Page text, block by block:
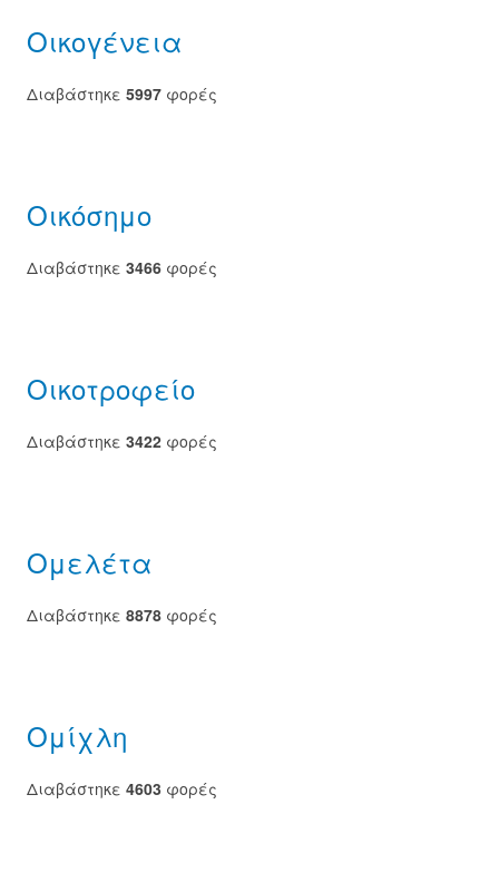
Οικογένεια
Διαβάστηκε 5997 φορές
Οικόσημο
Διαβάστηκε 3466 φορές
Οικοτροφείο
Διαβάστηκε 3422 φορές
Ομελέτα
Διαβάστηκε 8878 φορές
Ομίχλη
Διαβάστηκε 4603 φορές